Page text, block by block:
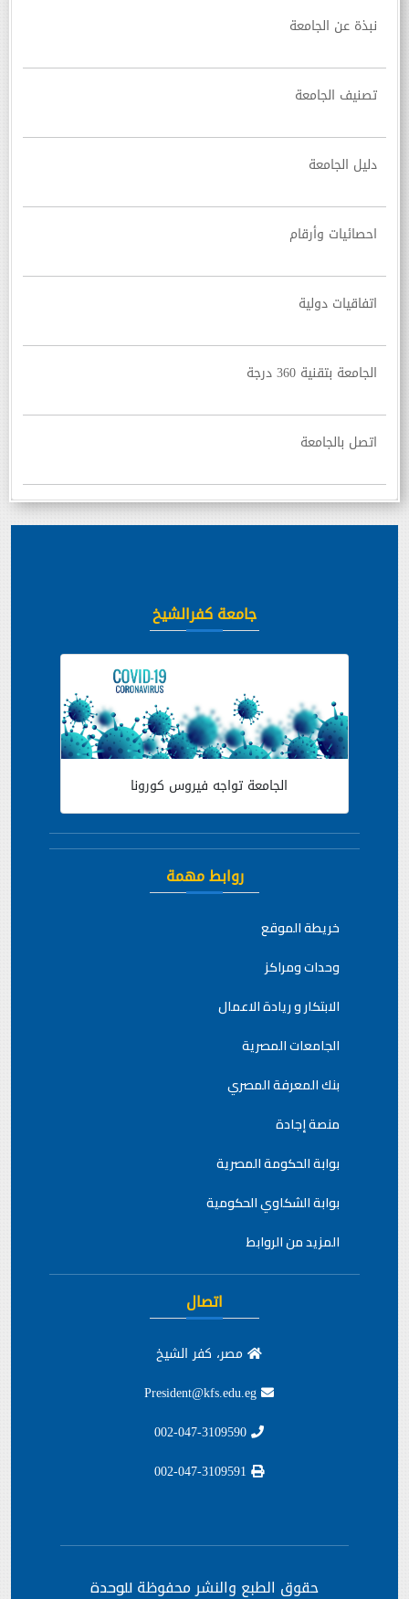
نبذة عن الجامعة
تصنيف الجامعة
دليل الجامعة
احصائيات وأرقام
اتفاقيات دولية
الجامعة بتقنية 360 درجة
اتصل بالجامعة
جامعة كفرالشيخ
الجامعة تواجه فيروس كورونا
روابط مهمة
خريطة الموقع
وحدات ومراكز
الابتكار و ريادة الاعمال
الجامعات المصرية
بنك المعرفة المصري
منصة إجادة
بوابة الحكومة المصرية
بوابة الشكاوي الحكومية
المزيد من الروابط
اتصال
مصر، كفر الشيخ
حقوق الطبع والنشر محفوظة للوحدة